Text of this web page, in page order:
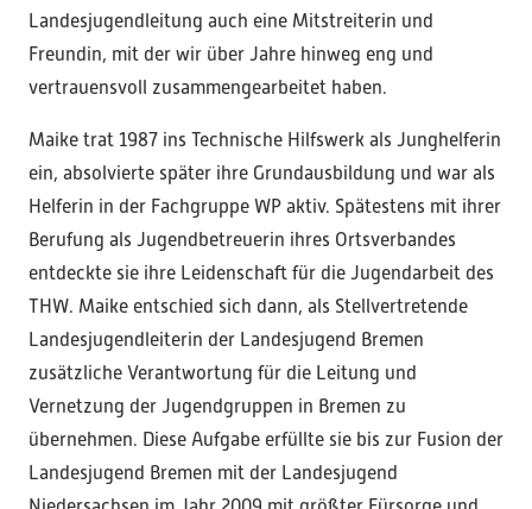
Landesjugendleitung auch eine Mitstreiterin und
Freundin, mit der wir über Jahre hinweg eng und
vertrauensvoll zusammengearbeitet haben.
Maike trat 1987 ins Technische Hilfswerk als Junghelferin
ein, absolvierte später ihre Grundausbildung und war als
Helferin in der Fachgruppe WP aktiv. Spätestens mit ihrer
Berufung als Jugendbetreuerin ihres Ortsverbandes
entdeckte sie ihre Leidenschaft für die Jugendarbeit des
THW. Maike entschied sich dann, als Stellvertretende
Landesjugendleiterin der Landesjugend Bremen
zusätzliche Verantwortung für die Leitung und
Vernetzung der Jugendgruppen in Bremen zu
übernehmen. Diese Aufgabe erfüllte sie bis zur Fusion der
Landesjugend Bremen mit der Landesjugend